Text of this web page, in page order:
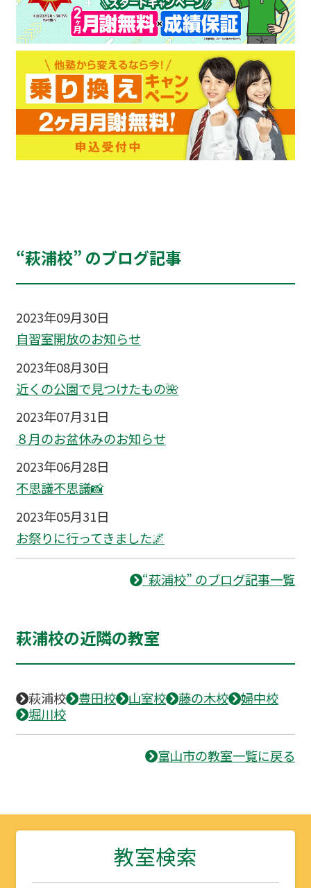
“萩浦校” のブログ記事
2023年09月30日
自習室開放のお知らせ
2023年08月30日
近くの公園で見つけたもの🌺
2023年07月31日
８月のお盆休みのお知らせ
2023年06月28日
不思議不思議📸
2023年05月31日
お祭りに行ってきました🌌
“萩浦校” のブログ記事一覧
萩浦校の近隣の教室
萩浦校 豊田校 山室校 藤の木校
婦中校
堀川校
富山市の教室一覧に戻る
教室検索